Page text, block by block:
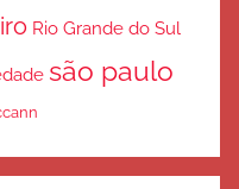
Rio Grande do Sul
são paulo